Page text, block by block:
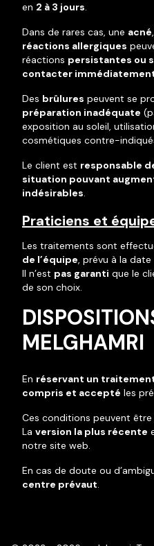
en 2 à 3 jours.
Dans de rares cas, une acné
réactions allergiques
réactions persistantes ou
contacter
Des brûlures peuvent se
préparation inadéquate
exposition au soleil,
cosmétiques contre-
Le client est responsable
situation pouvant
indésirables.
Praticiens et
Les traitements sont
de l’équipe, prévu à la
Il n’est pas garanti que le
de son choix.
MELGHAMRI
En réservant un
compris et accepté les
Ces conditions peuvent être
La version la plus récente
notre site web.
En cas de doute ou
centre prévaut.